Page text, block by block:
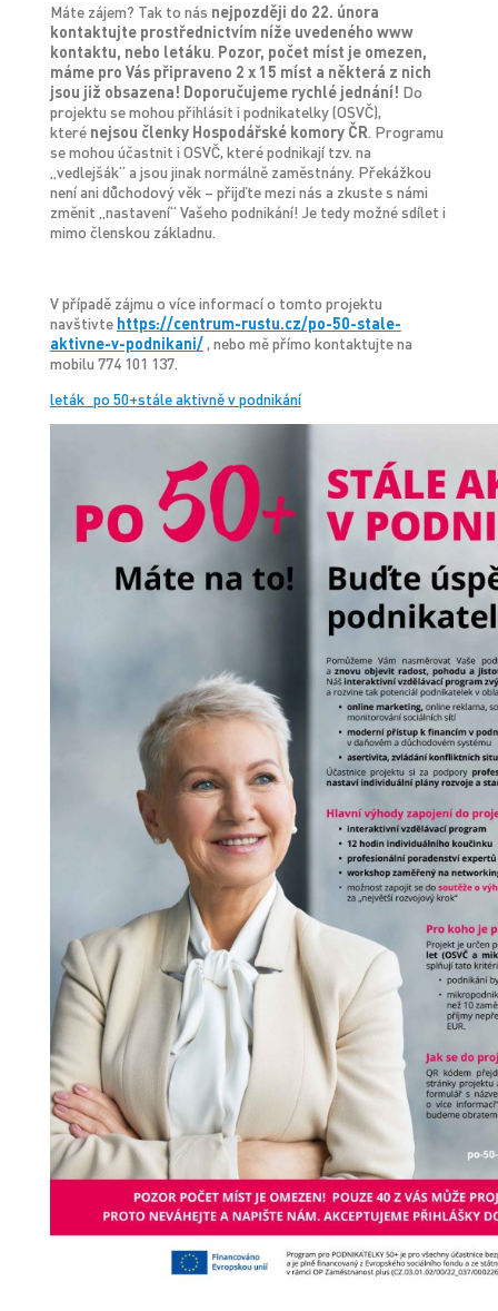
Máte zájem? Tak to nás nejpozději do 22. února
kontaktujte prostřednictvím níže uvedeného www
kontaktu, nebo letáku. Pozor, počet míst je omezen,
máme pro Vás připraveno 2 x 15 míst a některá z nich
jsou již obsazena! Doporučujeme rychlé jednání! Do
projektu se mohou přihlásit i podnikatelky (OSVČ),
které nejsou členky Hospodářské komory ČR. Programu
se mohou účastnit i OSVČ, které podnikají tzv. na
„vedlejšák“ a jsou jinak normálně zaměstnány. Překážkou
není ani důchodový věk – přijďte mezi nás a zkuste s námi
změnit „nastavení“ Vašeho podnikání! Je tedy možné sdílet i
mimo členskou základnu.
V případě zájmu o více informací o tomto projektu
navštivte https://centrum-rustu.cz/po-50-stale-
aktivne-v-podnikani/, nebo mě přímo kontaktujte na
mobilu 774 101 137.
leták_po 50+stále aktivně v podnikání